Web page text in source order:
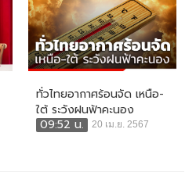
ทั่วไทยอากาศร้อนจัด เหนือ-
ใต้ ระวังฝนฟ้าคะนอง
09:52 น.
20 เม.ย. 2567